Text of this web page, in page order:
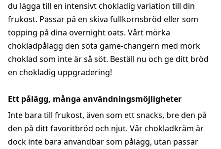
du lägga till en intensivt chokladig variation till din
frukost. Passar på en skiva fullkornsbröd eller som
topping på dina overnight oats. Vårt mörka
chokladpålägg den söta game-changern med mörk
choklad som inte är så söt. Beställ nu och ge ditt bröd
en chokladig uppgradering!
Ett pålägg, många användningsmöjligheter
Inte bara till frukost, även som ett snacks, bre den på
den på ditt favoritbröd och njut. Vår chokladkräm är
dock inte bara användbar som pålägg, utan passar